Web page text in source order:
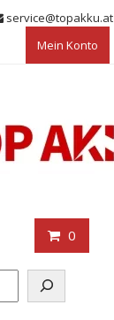
service@topakku.at
Mein Konto
0